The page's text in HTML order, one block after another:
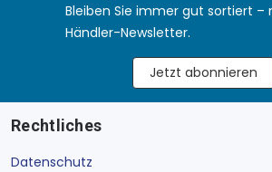
Bleiben Sie immer gut sortiert –
Händler-Newsletter.
Jetzt abonnieren
Rechtliches
Datenschutz